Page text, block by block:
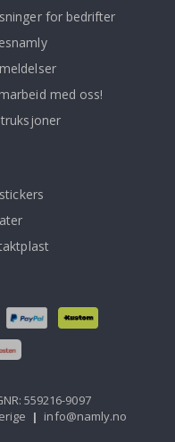
for bedrifter
med oss!
559216-9097
| info@namly.no